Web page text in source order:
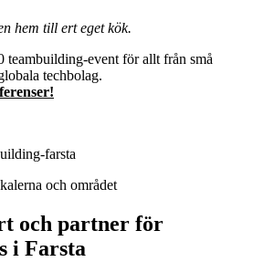
hem till ert eget kök.
teambuilding-event för allt från små
techbolag.
och området
och partner för
i Farsta